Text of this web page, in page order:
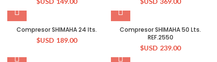
Compresor SHIMAHA 24 lts.
$USD 189.00
Compresor SHIMAHA 50 Lts.
REF.2550
$USD 239.00